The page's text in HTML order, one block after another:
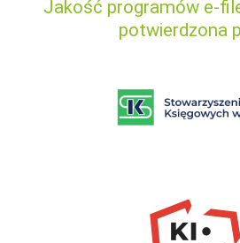
Jakość programów e-
potwierdzona